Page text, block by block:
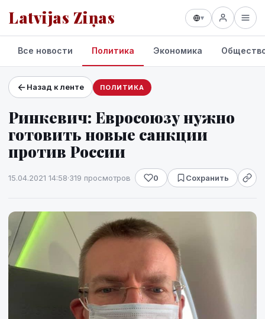
Latvijas Ziņas ▾
Проекты и сервисы
Прогноз погоды
Все новости Политика Экономика
Назад к ленте ПОЛИТИКА
Ринкевич: Евросоюзу нужно
готовить новые санкции
против России
15.04.2021 14:58·319 просмотров 0 Сохранить